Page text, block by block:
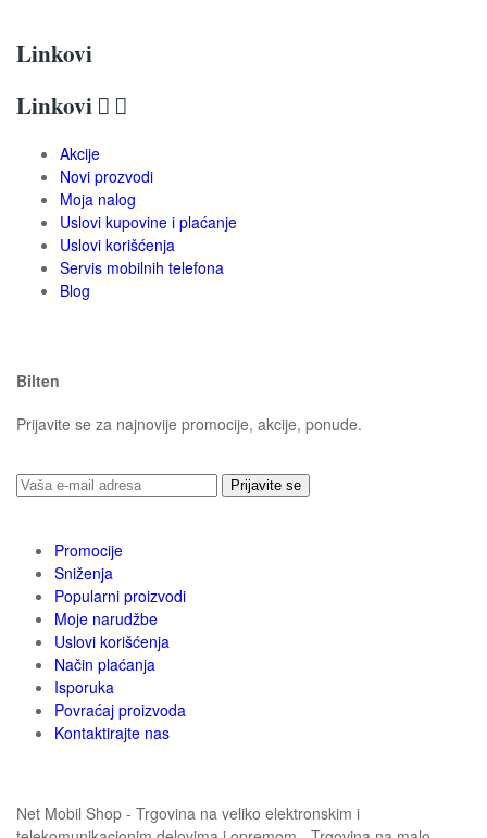
Linkovi
Linkovi  
Akcije
Novi prozvodi
Moja nalog
Uslovi kupovine i plaćanje
Uslovi korišćenja
Servis mobilnih telefona
Blog
Bilten
Prijavite se za najnovije promocije, akcije, ponude.
Prijavite se
Promocije
Sniženja
Popularni proizvodi
Moje narudžbe
Uslovi korišćenja
Način plaćanja
Isporuka
Povraćaj proizvoda
Kontaktirajte nas
Net Mobil Shop - Trgovina na veliko elektronskim i